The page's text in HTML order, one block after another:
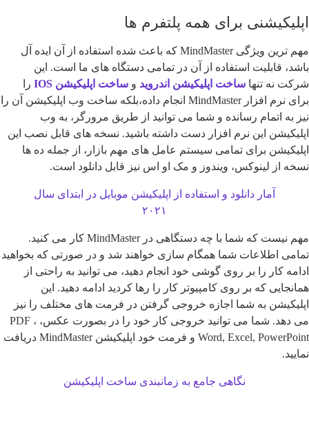
برای همه پلتفرم ها
مهم ترین ویژگی MindMaster که باعث شده استفاده از آن ایده آل
قابلیت استفاده از آن در تمامی دستگاه های ما است. این
نه تنهاساخت اپلیکیشن اندرویدوساخت اپلیکیشن IOS
را
برای نرم افزار MindMaster انجام داده،‌بلکه ساخت وب اپلیکیشن آن را
اتمام رسانده و شما می توانید از طریق مرورگر،‌ به وب
این نرم افزار دست داشته باشید. نسخه های قابل نصب این
برای تمامی سیستم عامل های مهم بازار، از جمله ده ها
از لینوکس، ویندوز و مک او اس نیز قابل دانلود است.
آمار دانلود و استفاده از اپلیکیشن موبایل در ابتدای سال
۲۰۲۱
مهم نیست که شما با چه دستگاهی در MindMaster کار می کنید.
اطلاعات شما همگام سازی خواهند شد و در صورتی که بخواهید
کار را بر روی گوشی خود انجام دهید، می توانید به راحتی از
که بر روی کامپیوتر کار را رها کردید ادامه دهید. این
به شما اجازه خروجی گرفتن در فرمت های مختلف را نیز
می دهد. شما می توانید خروجی کار خود را در بصورت عکس، PDF ،
Word, Excel, PowerPoint و فرمت خود اپلیکیشن MindMaster دریافت
نگاهی جامع به زمانبندی ساخت اپلیکیشن